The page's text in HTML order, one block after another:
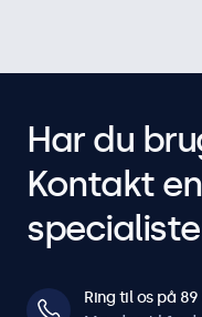
Har du
Kontakt
Ring til os på